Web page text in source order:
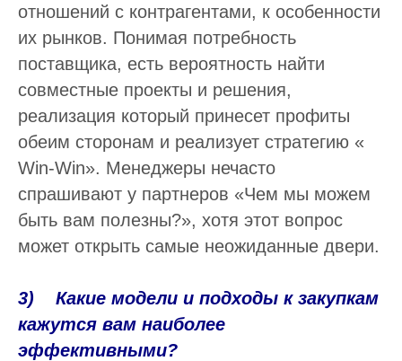
отношений с контрагентами, к особенности
их рынков. Понимая потребность
поставщика, есть вероятность найти
совместные проекты и решения,
реализация который принесет профиты
обеим сторонам и реализует стратегию «
Win-Win». Менеджеры нечасто
спрашивают у партнеров «Чем мы можем
быть вам полезны?», хотя этот вопрос
может открыть самые неожиданные двери.
3) Какие модели и подходы к закупкам
кажутся вам наиболее
эффективными?